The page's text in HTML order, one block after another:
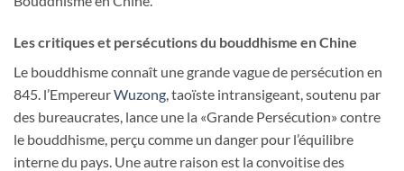
Les critiques et persécutions du bouddhisme en Chine
Le bouddhisme connaît une grande vague de persécution en
845. l’EmpereurWuzong , taoïste intransigeant, soutenu par
des bureaucrates, lance une la «Grande Persécution» contre
le bouddhisme, perçu comme un danger pour l’équilibre
interne du pays. Une autre raison est la convoitise des